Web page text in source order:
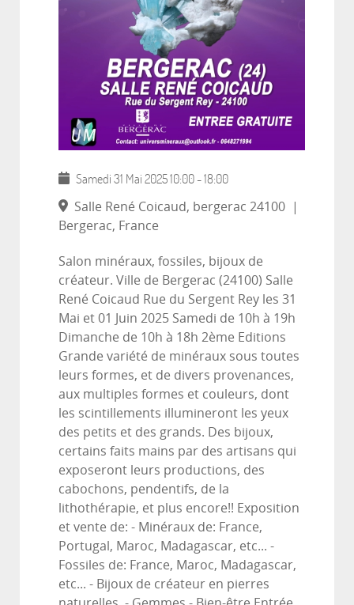
Samedi 31 Mai 202510:00 -18:00
Salle René Coicaud, bergerac 24100
|
Bergerac, France
Salon minéraux, fossiles, bijoux de
créateur. Ville de Bergerac (24100) Salle
René Coicaud Rue du Sergent Rey les 31
Mai et 01 Juin 2025 Samedi de 10h à 19h
Dimanche de 10h à 18h 2ème Editions
Grande variété de minéraux sous toutes
leurs formes, et de divers provenances,
aux multiples formes et couleurs, dont
les scintillements illumineront les yeux
des petits et des grands. Des bijoux,
certains faits mains par des artisans qui
exposeront leurs productions, des
cabochons, pendentifs, de la
lithothérapie, et plus encore!! Exposition
et vente de: - Minéraux de: France,
Portugal, Maroc, Madagascar, etc... -
Fossiles de: France, Maroc, Madagascar,
etc... - Bijoux de créateur en pierres